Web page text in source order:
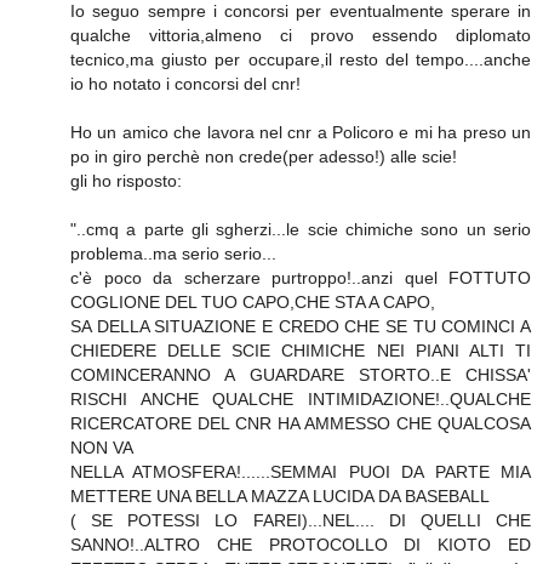
Io seguo sempre i concorsi per eventualmente sperare in
qualche vittoria,almeno ci provo essendo diplomato
tecnico,ma giusto per occupare,il resto del tempo....anche
io ho notato i concorsi del cnr!
Ho un amico che lavora nel cnr a Policoro e mi ha preso un
po in giro perchè non crede(per adesso!) alle scie!
gli ho risposto:
"..cmq a parte gli sgherzi...le scie chimiche sono un serio
problema..ma serio serio...
c'è poco da scherzare purtroppo!..anzi quel FOTTUTO
COGLIONE DEL TUO CAPO,CHE STA A CAPO,
SA DELLA SITUAZIONE E CREDO CHE SE TU COMINCI A
CHIEDERE DELLE SCIE CHIMICHE NEI PIANI ALTI TI
COMINCERANNO A GUARDARE STORTO..E CHISSA'
RISCHI ANCHE QUALCHE INTIMIDAZIONE!..QUALCHE
RICERCATORE DEL CNR HA AMMESSO CHE QUALCOSA
NON VA
NELLA ATMOSFERA!......SEMMAI PUOI DA PARTE MIA
METTERE UNA BELLA MAZZA LUCIDA DA BASEBALL
( SE POTESSI LO FAREI)...NEL.... DI QUELLI CHE
SANNO!..ALTRO CHE PROTOCOLLO DI KIOTO ED